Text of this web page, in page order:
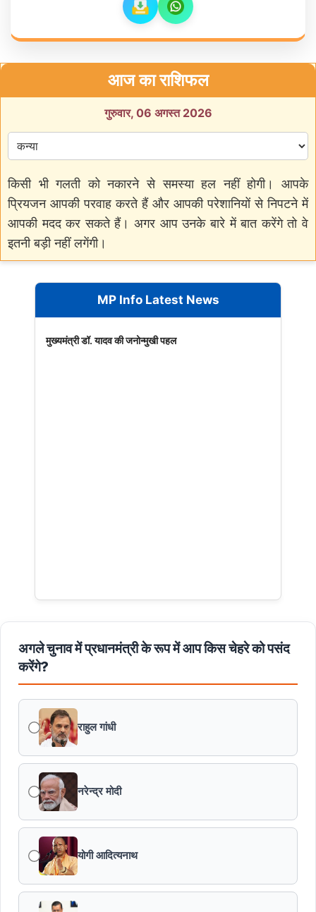
आज का राशिफल
गुरुवार, 06 अगस्त 2026
किसी भी गलती को नकारने से समस्या हल नहीं होगी। आपके
प्रियजन आपकी परवाह करते हैं और आपकी परेशानियों से निपटने में
आपकी मदद कर सकते हैं। अगर आप उनके बारे में बात करेंगे तो वे
इतनी बड़ी नहीं लगेंगी।
MP Info Latest News
मुख्यमंत्री डॉ. यादव की जनोन्मुखी पहल
अगले चुनाव में प्रधानमंत्री के रूप में आप किस चेहरे को पसंद
करेंगे?
राहुल गांधी
नरेन्द्र मोदी
योगी आदित्यनाथ